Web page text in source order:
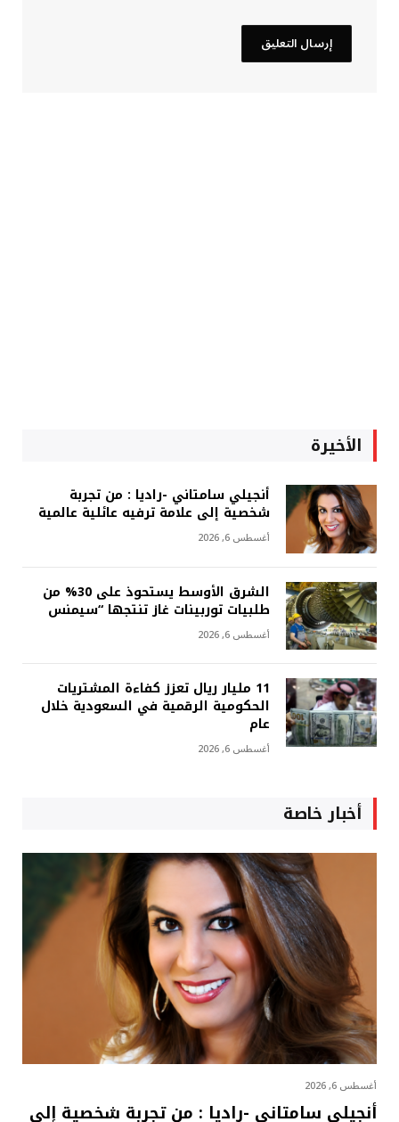
الأخيرة
أنجيلي سامتاني -راديا : من تجربة
شخصية إلى علامة ترفيه عائلية عالمية
أغسطس 6, 2026
الشرق الأوسط يستحوذ على 30% من
طلبيات توربينات غاز تنتجها “سيمنس
أغسطس 6, 2026
11 مليار ريال تعزز كفاءة المشتريات
الحكومية الرقمية في السعودية خلال
عام
أغسطس 6, 2026
أخبار خاصة
أغسطس 6, 2026
أنجيلي سامتاني -راديا : من تجربة شخصية إلى